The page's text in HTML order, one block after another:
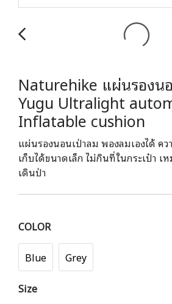
Naturehike แผ่นรองน
Yugu Ultralight
Inflatable cushion
แผ่นรองนอนเป่าลม พองลมเองได้ ค
เก็บได้ขนาดเล็ก ไม่กินที่ในกระเป๋า เ
เดินป่า
COLOR
Blue
Grey
Size